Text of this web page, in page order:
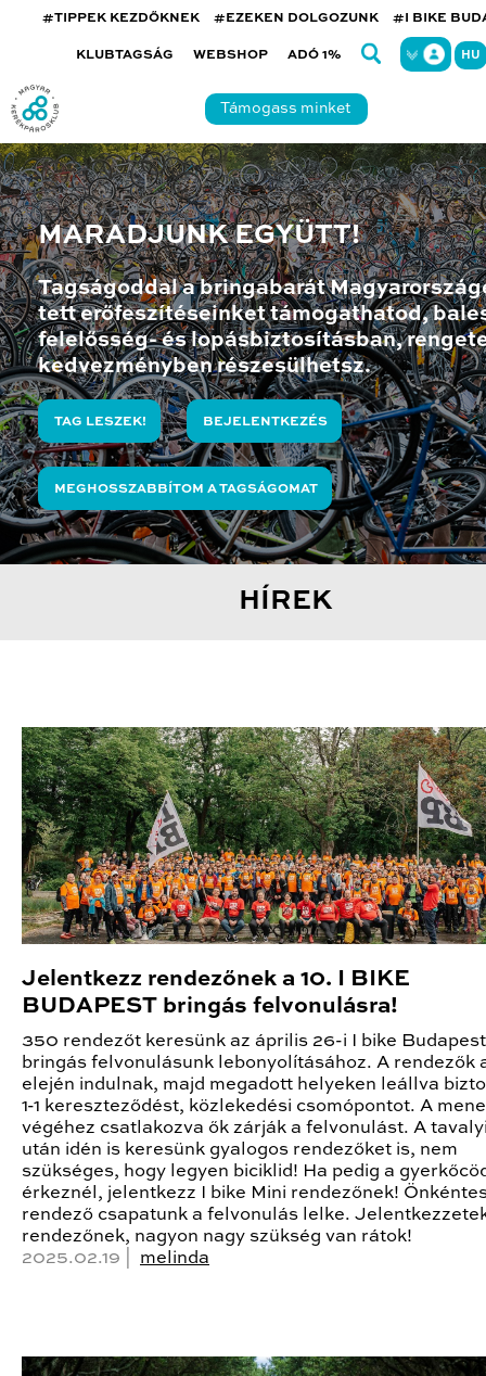
#TIPPEK KEZDŐKNEK #EZEKEN DOLGOZUNK #I BIKE
KLUBTAGSÁG WEBSHOP ADÓ 1% HU
Támogass minket
MARADJUNK EGYÜTT!
Tagságoddal a bringabarát
tett erőfeszítéseinket támogathatod,
felelősség- és lopásbiztosításban,
kedvezményben részesülhetsz.
TAG LESZEK! BEJELENTKEZÉS
MEGHOSSZABBÍTOM A TAGSÁGOMAT
HÍREK
Jelentkezz rendezőnek a 10. I BIKE
BUDAPEST bringás felvonulásra!
350 rendezőt keresünk az április 26-i I bike Budapest
bringás felvonulásunk lebonyolításához. A rendezők
elején indulnak, majd megadott helyeken leállva
1-1 kereszteződést, közlekedési csomópontot. A
végéhez csatlakozva ők zárják a felvonulást. A
után idén is keresünk gyalogos rendezőket is, nem
szükséges, hogy legyen biciklid! Ha pedig a
érkeznél, jelentkezz I bike Mini rendezőnek!
rendező csapatunk a felvonulás lelke.
rendezőnek, nagyon nagy szükség van rátok!
2025.02.19 | melinda